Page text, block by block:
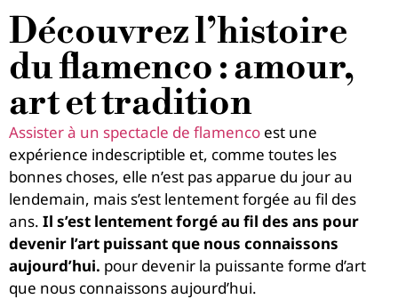
Découvrez l’histoire
du flamenco : amour,
art et tradition
Assister à un spectacle de flamenco est une
expérience indescriptible et, comme toutes les
bonnes choses, elle n’est pas apparue du jour au
lendemain, mais s’est lentement forgée au fil des
ans. Il s’est lentement forgé au fil des ans pour
devenir l’art puissant que nous connaissons
aujourd’hui. pour devenir la puissante forme d’art
que nous connaissons aujourd’hui.